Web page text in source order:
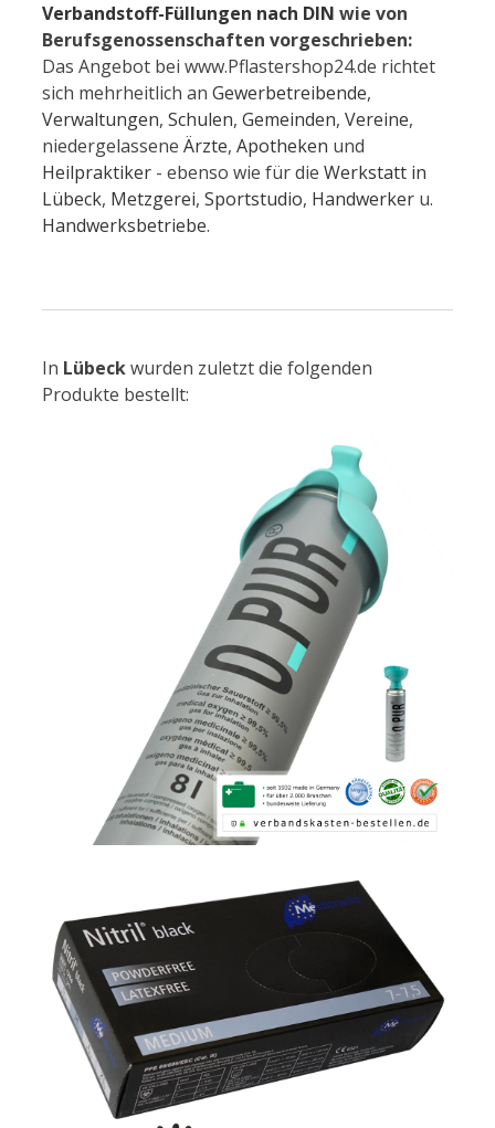
Verbandstoff-Füllungen nach DIN wie von
Berufsgenossenschaften vorgeschrieben:
Das Angebot bei www.Pflastershop24.de richtet
sich mehrheitlich an Gewerbetreibende,
Verwaltungen, Schulen, Gemeinden, Vereine,
niedergelassene Ärzte, Apotheken und
Heilpraktiker - ebenso wie für die Werkstatt in
Lübeck, Metzgerei, Sportstudio, Handwerker u.
Handwerksbetriebe.
In Lübeckwurden zuletzt die folgenden
Produkte bestellt: